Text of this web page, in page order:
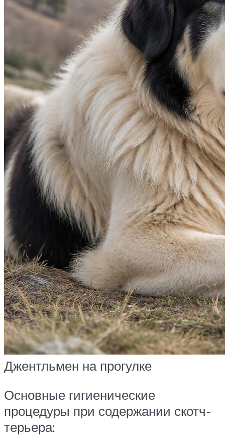
Джентльмен на прогулке
Основные гигиенические
процедуры при содержании скотч-
терьера: